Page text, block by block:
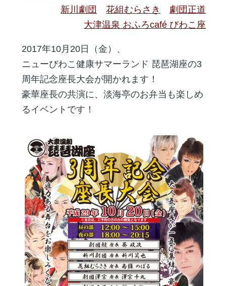
新川劇団
花組むらさき
劇団正道
大津温泉 おふろcafé びわこ座
2017年10月20日（金）、
ニューびわこ健康サマーランド 琵琶湖座の3
周年記念座長大会が開かれます！
豪華座長の共演に、淡海亭のお弁当も楽しめ
るイベントです！